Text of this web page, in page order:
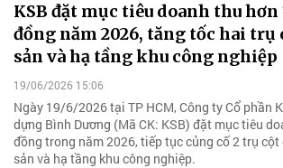
KSB đặt mục tiêu doanh thu hơn
đồng năm 2026, tăng tốc hai
sản và hạ tầng khu công nghiệp
19/06/2026 15:06
Ngày 19/6/2026 tại TP HCM, Công ty Cổ phần
dựng Bình Dương (Mã CK: KSB) đặt mục tiêu
đồng trong năm 2026, tiếp tục củng cố 2 trụ
sản và hạ tầng khu công nghiệp.